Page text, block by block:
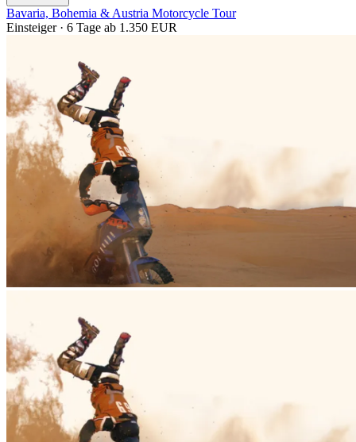
Bavaria, Bohemia & Austria Motorcycle Tour
Einsteiger · 6 Tage ab 1.350 EUR